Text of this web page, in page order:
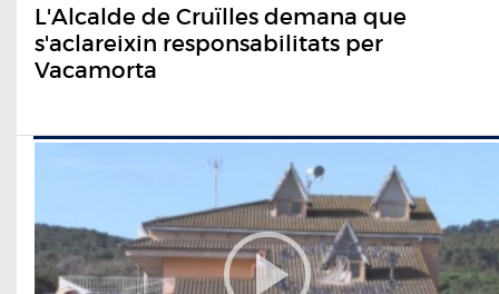
L'Alcalde de Cruïlles demana que
s'aclareixin responsabilitats per
Vacamorta